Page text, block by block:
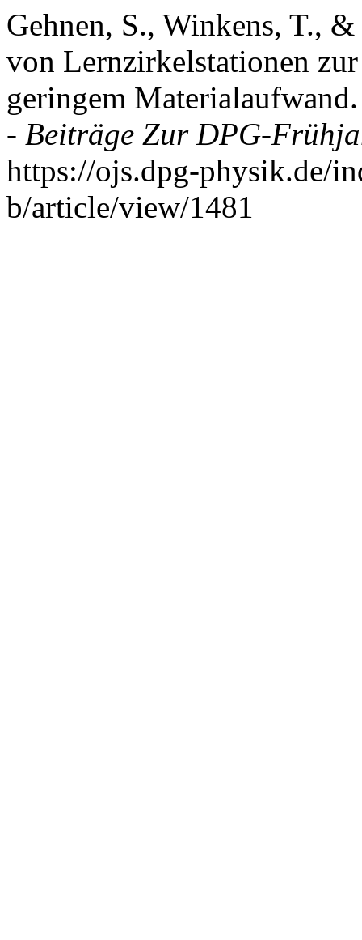
Gehnen, S., Winkens, T.,
von Lernzirkelstationen
geringem
- Beiträge Zur DPG-
https://ojs.dpg-physik.de/
b/article/view/1481